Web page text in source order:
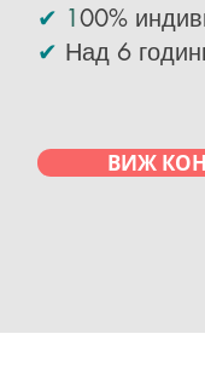
✔ 100%
✔ Над 6
ВИЖ